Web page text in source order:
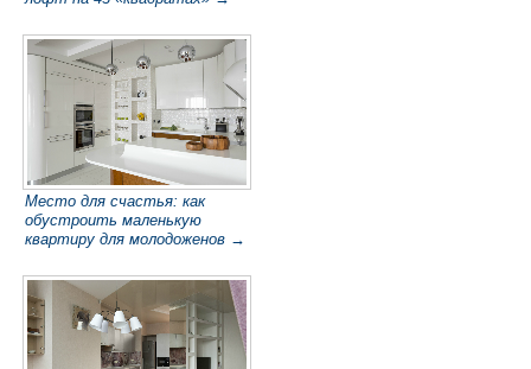
Место для счастья: как
обустроить маленькую
квартиру для молодоженов →